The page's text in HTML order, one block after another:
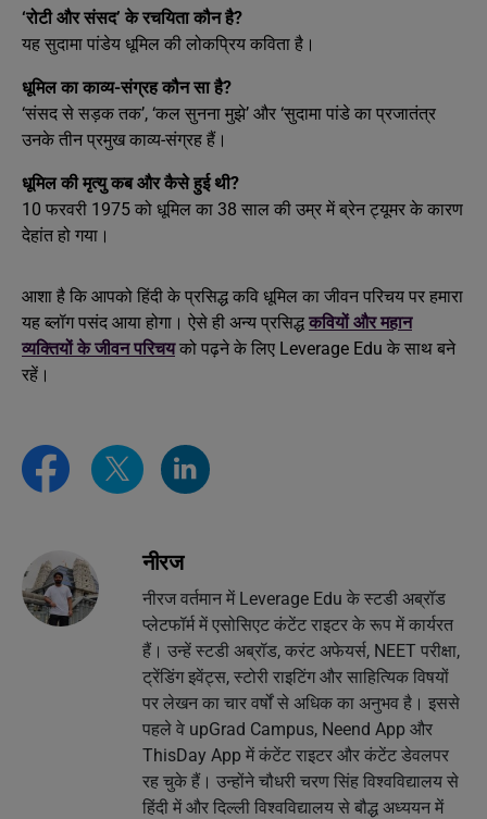
‘रोटी और संसद’ के रचयिता कौन है?
यह सुदामा पांडेय धूमिल की लोकप्रिय कविता है।
धूमिल का काव्य-संग्रह कौन सा है?
‘संसद से सड़क तक’, ‘कल सुनना मुझे’ और ‘सुदामा पांडे का प्रजातंत्र
उनके तीन प्रमुख काव्य-संग्रह हैं।
धूमिल की मृत्यु कब और कैसे हुई थी?
10 फरवरी 1975 को धूमिल का 38 साल की उम्र में ब्रेन ट्यूमर के कारण
देहांत हो गया।
आशा है कि आपको हिंदी के प्रसिद्ध कवि धूमिल का जीवन परिचय पर हमारा
यह ब्लॉग पसंद आया होगा। ऐसे ही अन्य प्रसिद्ध कवियों और महान
व्यक्तियों के जीवन परिचय को पढ़ने के लिए Leverage Edu के साथ बने
रहें।
नीरज
नीरज वर्तमान में Leverage Edu के स्टडी अब्रॉड
प्लेटफॉर्म में एसोसिएट कंटेंट राइटर के रूप में कार्यरत
हैं। उन्हें स्टडी अब्रॉड, करंट अफेयर्स, NEET परीक्षा,
ट्रेंडिंग इवेंट्स, स्टोरी राइटिंग और साहित्यिक विषयों
पर लेखन का चार वर्षों से अधिक का अनुभव है। इससे
पहले वे upGrad Campus, Neend App और
ThisDay App में कंटेंट राइटर और कंटेंट डेवलपर
रह चुके हैं। उन्होंने चौधरी चरण सिंह विश्वविद्यालय से
हिंदी में और दिल्ली विश्वविद्यालय से बौद्ध अध्ययन में